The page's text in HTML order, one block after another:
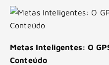
Metas Inteligentes: O
Conteúdo